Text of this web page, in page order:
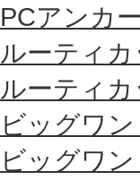
PCアンカ
ルーティ
ルーティ
ビッグワン
ビッグワ